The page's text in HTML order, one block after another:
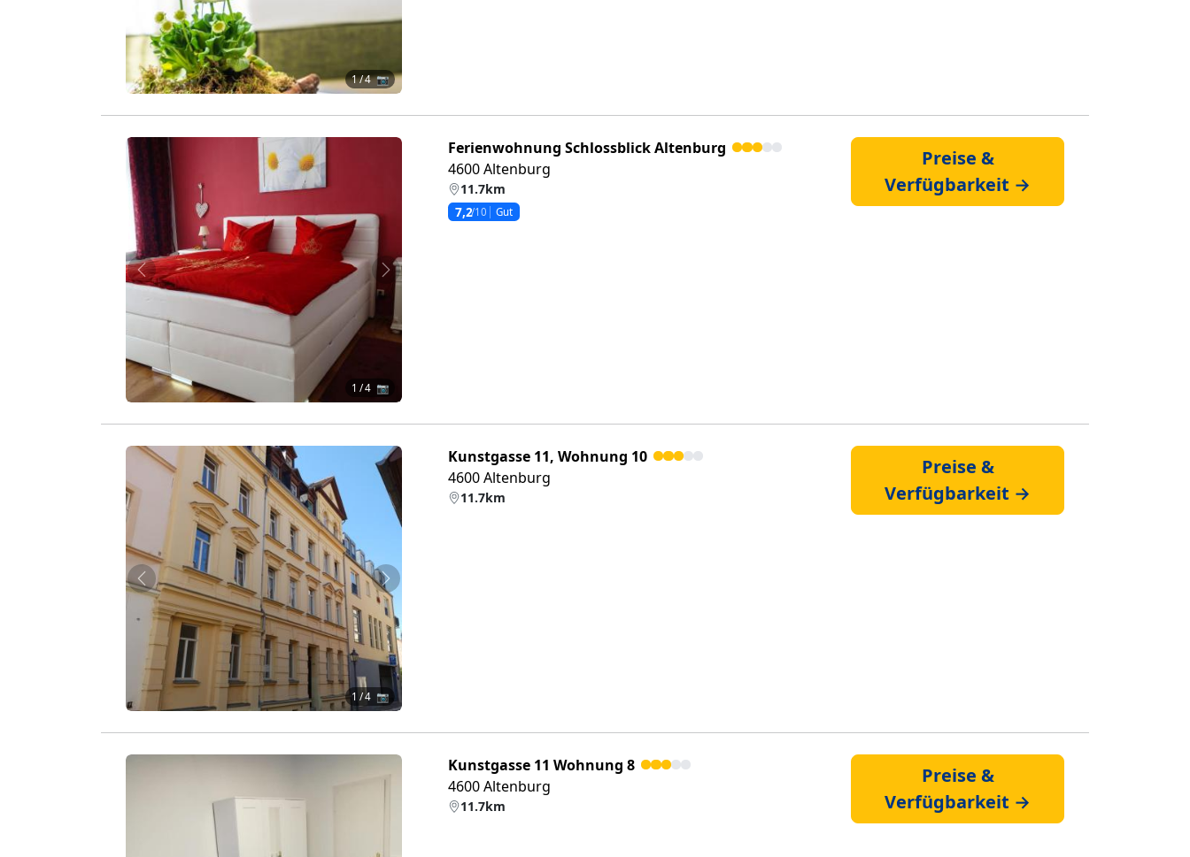
1/ 4 📷
Zurück Weiter
1 / 4 📷
Ferienwohnung Schlossblick Altenburg
4600 Altenburg
11.7km
7,2/10 Gut
Preise &
Verfügbarkeit →
Zurück Weiter
1 / 4 📷
Kunstgasse 11, Wohnung 10
4600 Altenburg
11.7km
Preise &
Verfügbarkeit →
Kunstgasse 11 Wohnung 8
4600 Altenburg
11.7km
Preise &
Verfügbarkeit →